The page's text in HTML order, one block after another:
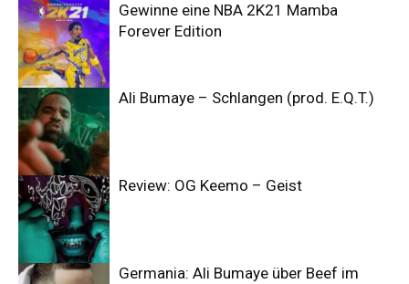
Gewinne eine NBA 2K21 Mamba
Forever Edition
Ali Bumaye – Schlangen (prod. E.Q.T.)
Review: OG Keemo – Geist
Germania: Ali Bumaye über Beef im